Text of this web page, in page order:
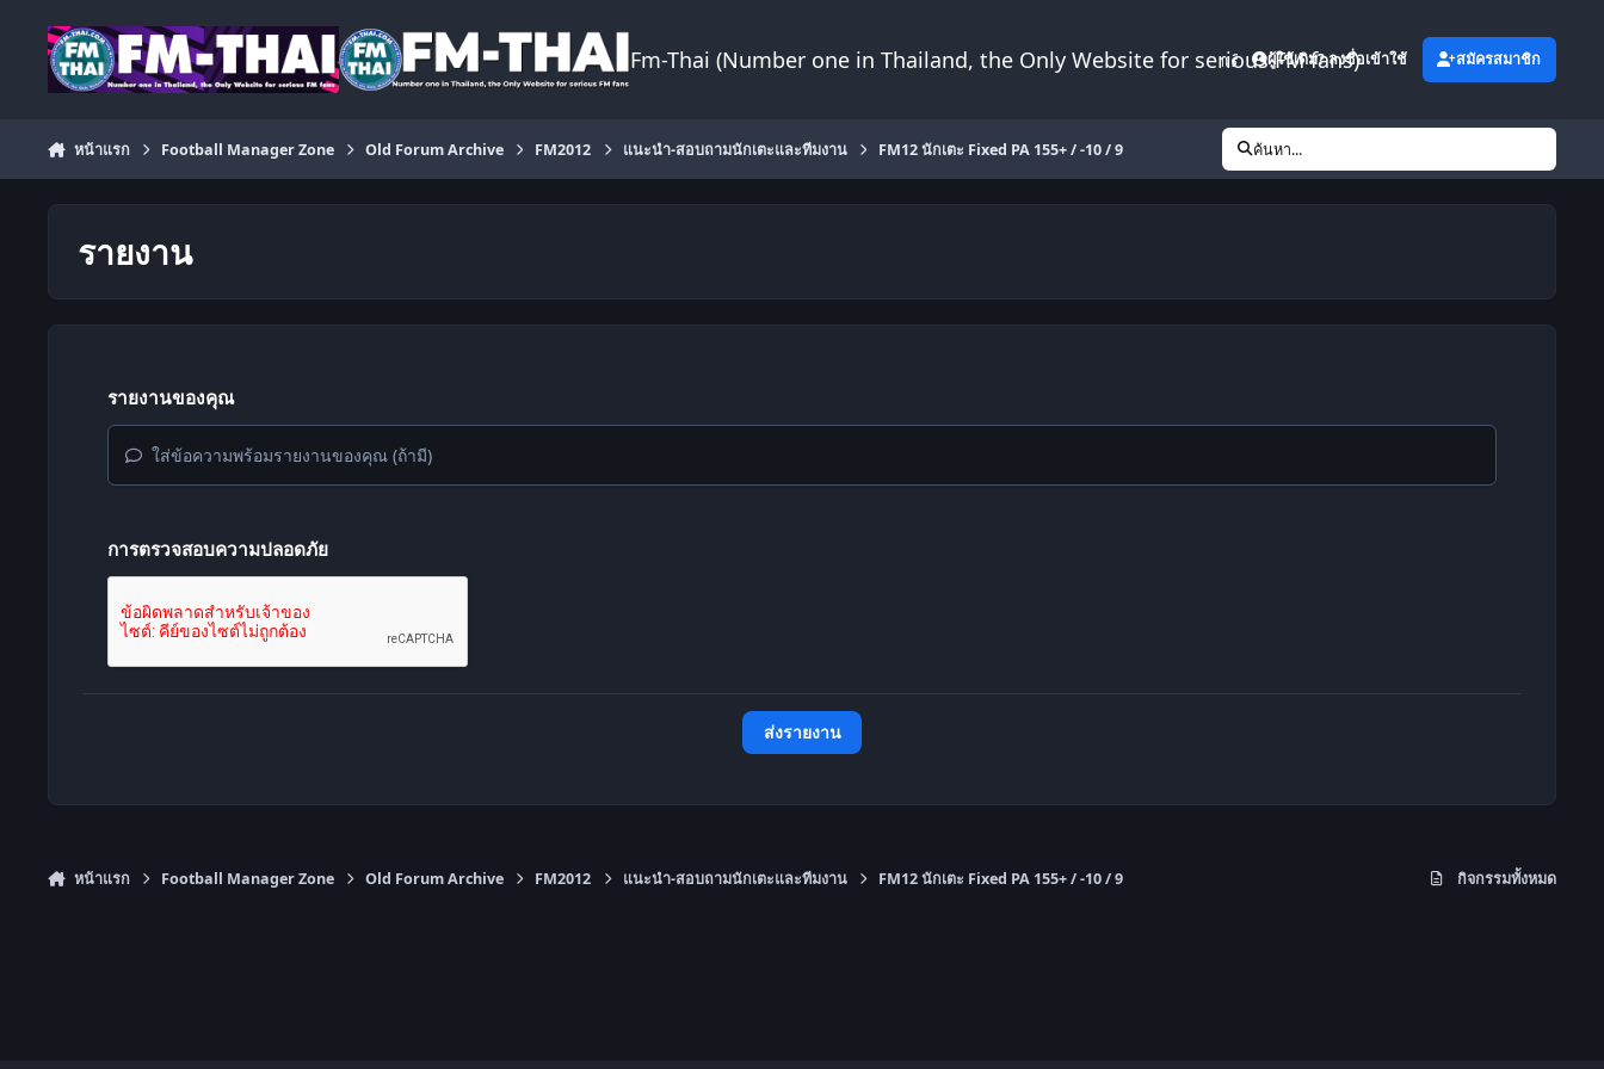
Fm-Thai (Number one in Thailand, the Only Website for serious FM fans)
เพิ่มเติม ผู้ใช้เดิม? ลงชื่อเข้าใช้ สมัครสมาชิก
หน้าแรก Football Manager Zone Old Forum Archive FM2012 แนะนำ-สอบถามนักเตะและทีมงาน FM12 นักเตะ Fixed PA 155+ / -10 / 9 ค้นหา...
รายงาน
รายงานของคุณ
ใส่ข้อความพร้อมรายงานของคุณ (ถ้ามี)
การตรวจสอบความปลอดภัย
ส่งรายงาน
หน้าแรก Football Manager Zone Old Forum Archive FM2012 แนะนำ-สอบถามนักเตะและทีมงาน FM12 นักเตะ Fixed PA 155+ / -10 / 9 กิจกรรมทั้งหมด